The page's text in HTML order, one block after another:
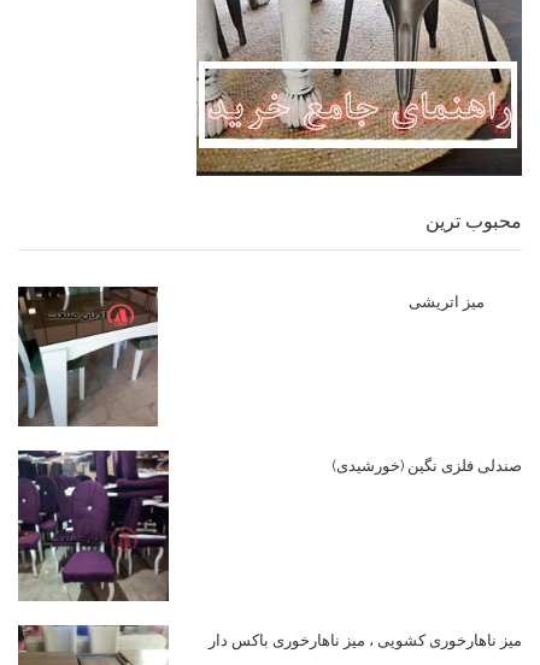
محبوب ترین
میز اتریشی
صندلی فلزی نگین (خورشیدی)
میز ناهارخوری کشویی ، میز ناهارخوری باکس دار